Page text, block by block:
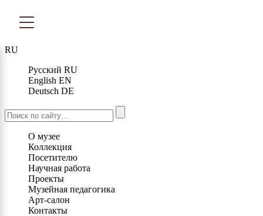
RU
Русский RU
English EN
Deutsch DE
О музее
Коллекция
Посетителю
Научная работа
Проекты
Музейная педагогика
Арт-салон
Контакты